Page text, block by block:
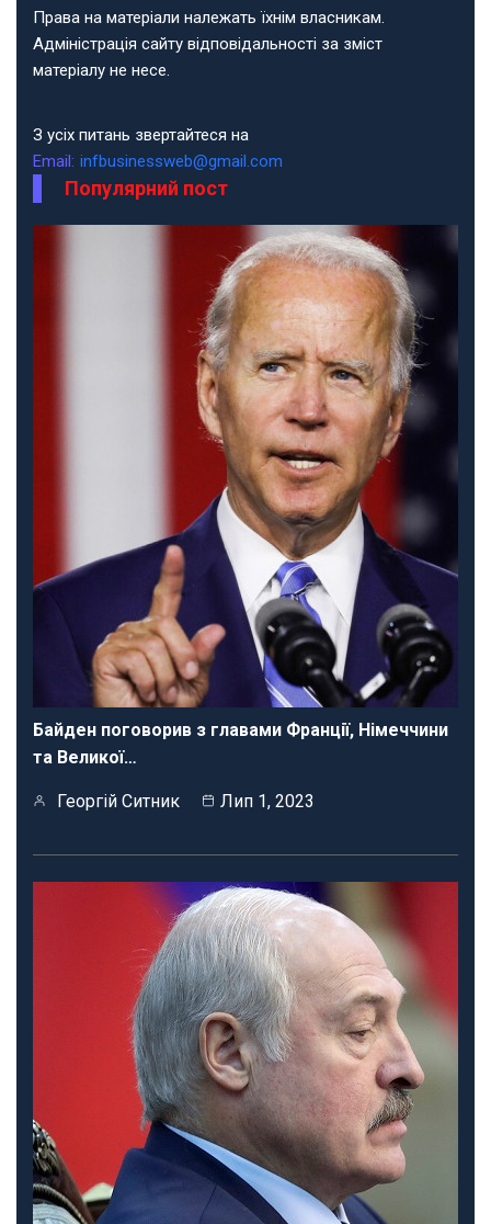
Права на матеріали належать їхнім власникам.
Адміністрація сайту відповідальності за зміст
матеріалу не несе.
З усіх питань звертайтеся на
Email: infbusinessweb@gmail.com
Популярний пост
Байден поговорив з главами Франції, Німеччини
та Великої…
Георгій Ситник Лип 1, 2023